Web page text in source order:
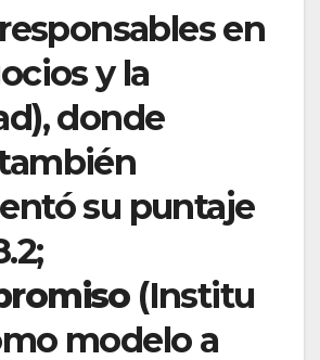
en
y la
donde
su puntaje
(Institu
modelo a